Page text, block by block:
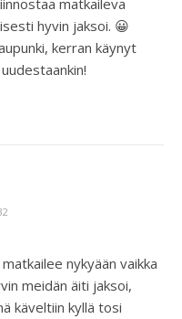
matkaileva
hyvin jaksoi. 😀
kerran käynyt
nykyään vaikka
meidän äiti jaksoi,
käveltiin kyllä tosi